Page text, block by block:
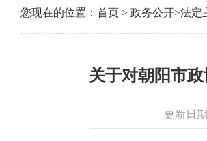
您现在的位置： 首页 > 政务公开>法定
关于对朝阳市
更新日